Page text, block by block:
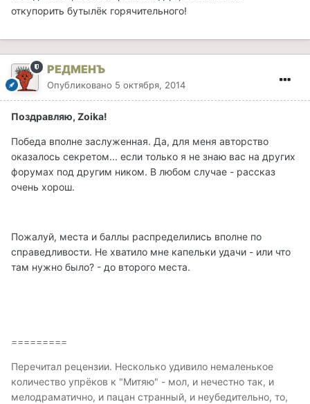
откупорить бутылёк горячительного!
РЕДМЕНЪ
Опубликовано 5 октября, 2014
Поздравляю, Zoika!
Победа вполне заслуженная. Да, для меня авторство
оказалось секретом... если только я не знаю вас на других
форумах под другим ником. В любом случае - рассказ
очень хорош.
Пожалуй, места и баллы распределились вполне по
справедливости. Не хватило мне капельки удачи - или что
там нужно было? - до второго места.
=========
Перечитал рецензии. Несколько удивило немаленькое
количество упрёков к "Митяю" - мол, и нечестно так, и
мелодраматично, и пацан странный, и неубедительно, то,